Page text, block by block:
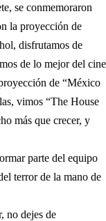
se conmemoraron
la proyección de
disfrutamos de
de lo mejor del cine
de “México
vimos “The House
más que crecer, y
parte del equipo
terror de la mano de
no dejes de